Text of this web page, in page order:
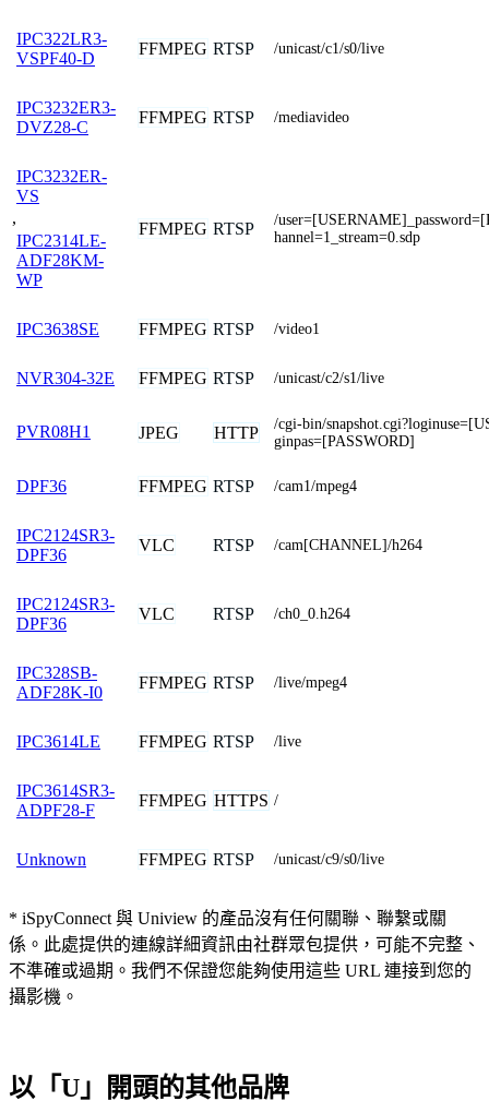
IPC322LR3-
VSPF40-D
FFMPEG RTSP /unicast/c1/s0/live
IPC3232ER3-
DVZ28-C
FFMPEG RTSP /mediavideo
IPC3232ER-
VS
,
IPC2314LE-
ADF28KM-
WP
FFMPEG RTSP
/
hannel=1_stream=0.sdp
IPC3638SE FFMPEG RTSP /video1
NVR304-32E FFMPEG RTSP /unicast/c2/s1/live
PVR08H1 JPEG HTTP
/cgi-bin/
ginpas=[PASSWORD]
DPF36 FFMPEG RTSP /cam1/mpeg4
IPC2124SR3-
DPF36
VLC RTSP /cam[CHANNEL]/h264
IPC2124SR3-
DPF36
VLC RTSP /ch0_0.h264
IPC328SB-
ADF28K-I0
FFMPEG RTSP /live/mpeg4
IPC3614LE FFMPEG RTSP /live
IPC3614SR3-
ADPF28-F
FFMPEG HTTPS /
Unknown FFMPEG RTSP /unicast/c9/s0/live
* iSpyConnect 與 Uniview 的產品沒有任何關聯、聯繫或關
係。此處提供的連線詳細資訊由社群眾包提供，可能不完整、
不準確或過期。我們不保證您能夠使用這些 URL 連接到您的
攝影機。
以「U」開頭的其他品牌